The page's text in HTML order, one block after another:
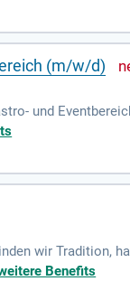
(m/w/d)
und
und
wir Tradition,
den Puls der
Benefits